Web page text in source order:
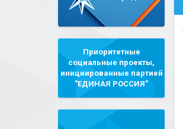
Приоритетные
социальные проекты,
инициированные партией
"ЕДИНАЯ РОССИЯ"